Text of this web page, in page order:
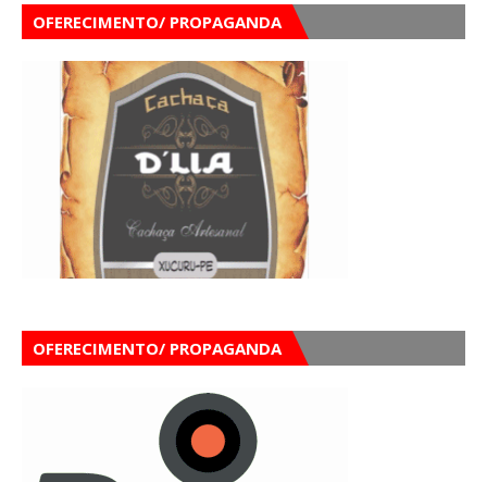
OFERECIMENTO/ PROPAGANDA
OFERECIMENTO/ PROPAGANDA